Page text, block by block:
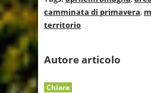
camminata di primavera,
territorio
Autore articolo
Chiara